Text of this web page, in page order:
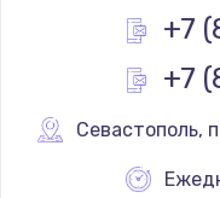
+7
+7
Севастополь,